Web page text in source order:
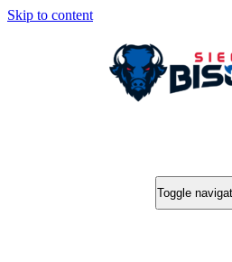
Skip to content
Toggle